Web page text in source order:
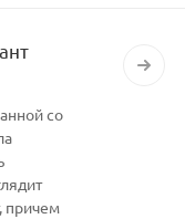
со
причем